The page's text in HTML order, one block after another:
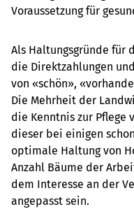
Voraussetzung für
in seine Arbeit.
Als Haltungsgründe für
die Direktzahlungen
von «schön»,
Die Mehrheit der
die Kenntnis zur Pflege
dieser bei einigen
optimale Haltung von
Anzahl Bäume der
dem Interesse an der
angepasst sein.